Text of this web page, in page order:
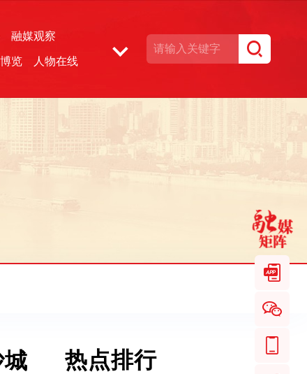
融媒观察
览 人物在线
热点排行